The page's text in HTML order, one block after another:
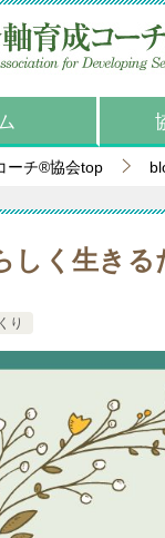
ーチ®協会top
しく生き
り